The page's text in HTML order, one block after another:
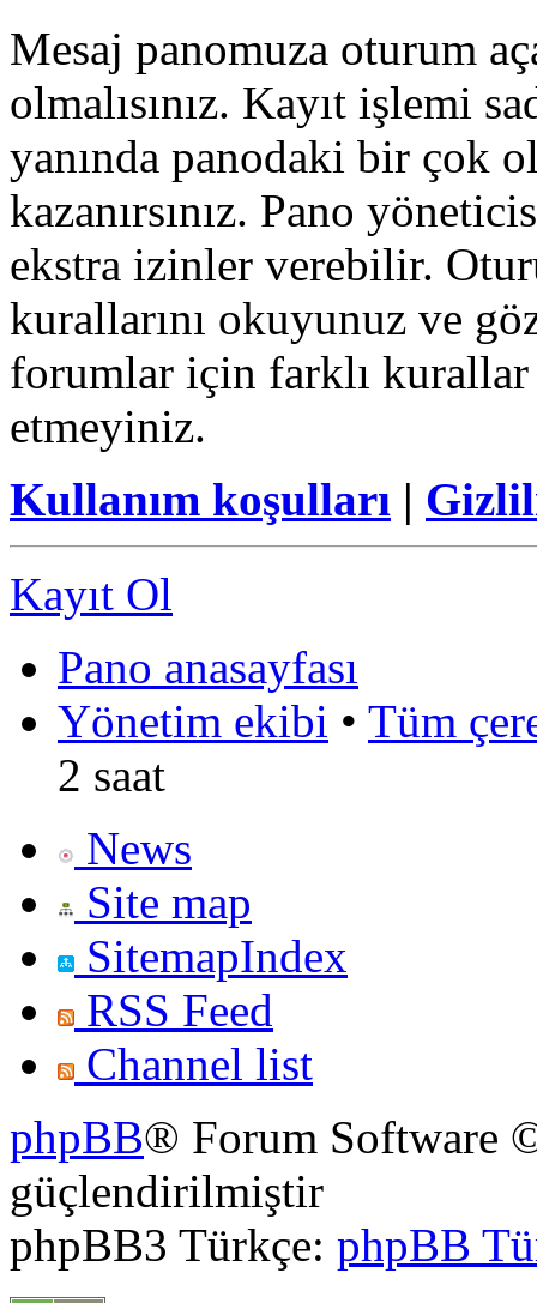
Mesaj panomuza oturum
olmalısınız. Kayıt işlemi
yanında panodaki bir çok
kazanırsınız. Pano
ekstra izinler verebilir.
kurallarını okuyunuz ve
forumlar için farklı kurallar
etmeyiniz.
Kullanım koşulları |
Kayıt Ol
Pano anasayfası
Yönetim ekibi • Tüm
2 saat
News
Site map
SitemapIndex
RSS Feed
Channel list
phpBB® Forum Software
güçlendirilmiştir
phpBB3 Türkçe: phpBB